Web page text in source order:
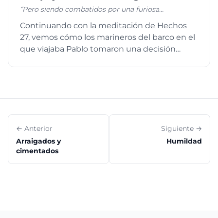
grande la ruina de aquella casa”. Lucas 6:46-49
“Pero siendo combatidos por una furiosa
tercer día con nuestras propias manos arrojamos
los aparejos de la nave”. Hechos 27:18-19. “derribando
argumentos y toda altivez que se levanta contra el
pensamiento a la obediencia a Cristo”, 2 Corintios
Continuando con la meditación de Hechos
27, vemos cómo los marineros del barco en el
que viajaba Pablo tomaron una decisión
← Anterior
Arraigados y
cimentados
Siguiente →
Humildad